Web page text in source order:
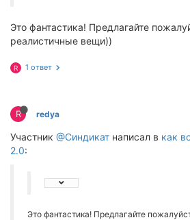
Это фантастика! Предлагайте
реалистичные вещи))
R 1 ответ
R redya
Участник @Синдикат написал в как
2.0:
Это фантастика! Предлагайте